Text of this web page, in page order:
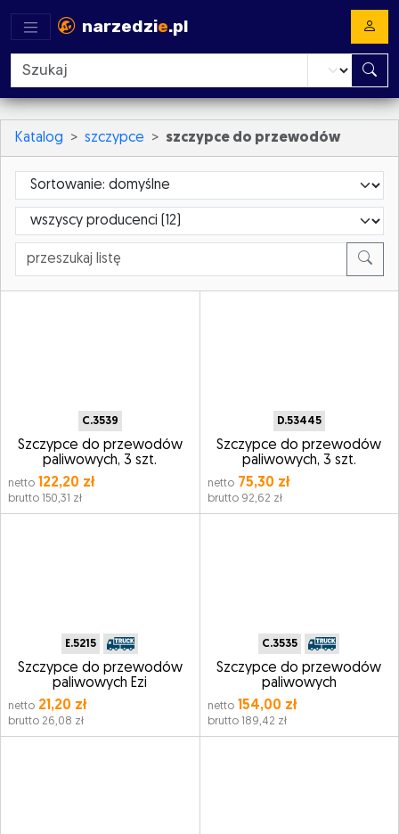
narzedzie.pl
Katalog szczypce szczypce do przewodów
Sortowanie
ProducerId
C.3539
Szczypce do przewodów
paliwowych, 3 szt.
netto 122,20 zł
brutto 150,31 zł
D.53445
Szczypce do przewodów
paliwowych, 3 szt.
netto75,30 zł
brutto 92,62 zł
E.5215
Szczypce do przewodów
paliwowych Ezi
netto 21,20 zł
brutto 26,08 zł
C.3535
Szczypce do przewodów
paliwowych
netto154,00 zł
brutto 189,42 zł